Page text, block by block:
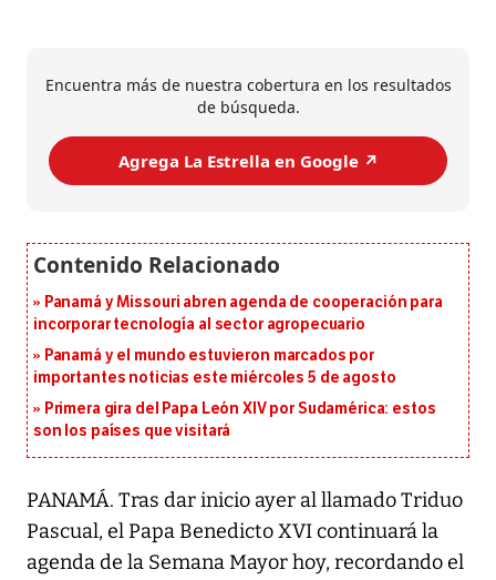
Encuentra más de nuestra cobertura en los resultados
de búsqueda.
Agrega La Estrella en Google ↗️
Panamá y Missouri abren agenda de cooperación para
incorporar tecnología al sector agropecuario
Panamá y el mundo estuvieron marcados por
importantes noticias este miércoles 5 de agosto
Primera gira del Papa León XIV por Sudamérica: estos
son los países que visitará
PANAMÁ. Tras dar inicio ayer al llamado Triduo
Pascual, el Papa Benedicto XVI continuará la
agenda de la Semana Mayor hoy, recordando el